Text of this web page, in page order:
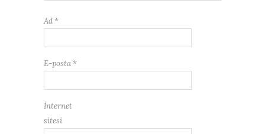
Ad *
E-posta *
İnternet
sitesi